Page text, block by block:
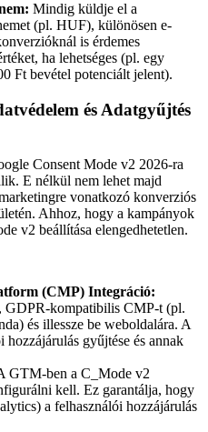
Mindig küldje el a
(pl. HUF), különösen e-
is érdemes
ha lehetséges (pl. egy
Ft bevétel potenciált jelent).
és Adatgyűjtés
Consent Mode v2 2026-ra
E nélkül nem lehet majd
vonatkozó konverziós
Ahhoz, hogy a kampányok
v2 beállítása elengedhetetlen.
(CMP) Integráció:
GDPR-kompatibilis CMP-t (pl.
és illessze be weboldalára. A
hozzájárulás gyűjtése és annak
GTM-ben a C_Mode v2
kell. Ez garantálja, hogy
a felhasználói hozzájárulás